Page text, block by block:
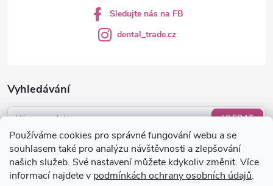
Používáme cookies pro správné fungování webu a se
souhlasem také pro analýzu návštěvnosti a zlepšování
našich služeb. Své nastavení můžete kdykoliv změnit. Více
informací najdete v podmínkách ochrany osobních údajů.
Vyhledávání
HLEDAT
Nákupní košík
0KS /0 KČ
Sledujte nás na FB
dental_trade.cz